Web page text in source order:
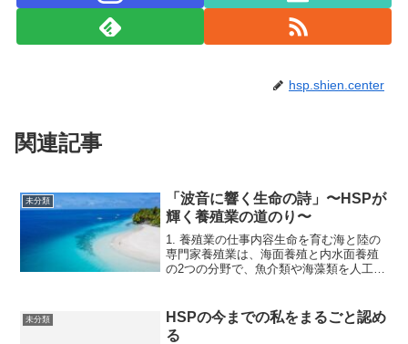
hsp.shien.center
関連記事
未分類
「波音に響く生命の詩」〜HSPが
輝く養殖業の道のり〜
1. 養殖業の仕事内容生命を育む海と陸の
専門家養殖業は、海面養殖と内水面養殖
の2つの分野で、魚介類や海藻類を人工的
リ、ハマチ、マダイ、ウナギ、カキ、ホ
タテ、ノリなどの餌...
未分類
HSPの今までの私をまるごと認め
る